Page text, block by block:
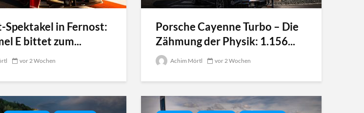
in Fernost:
E bittet zum...
vor 2 Wochen
Porsche Cayenne Turbo – Die
Zähmung der Physik: 1.156...
Achim Mörtl vor 2 Wochen